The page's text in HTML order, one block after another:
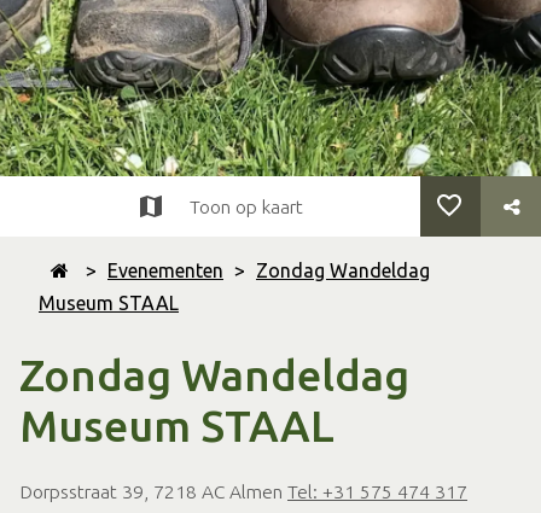
> Evenementen >
Zondag Wandeldag
Museum STAAL
Zondag Wandeldag
Museum STAAL
Dorpsstraat 39, 7218 AC Almen Tel: +31 575 474 317
Toon op kaart